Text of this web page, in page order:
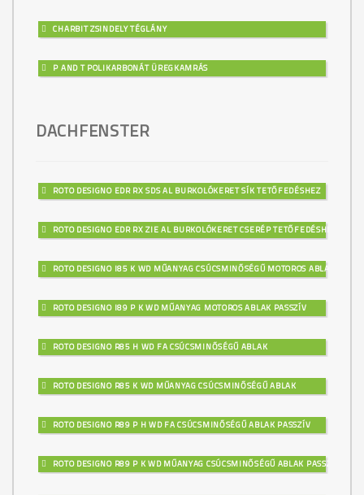
CHARBIT ZSINDELY TÉGLÁNY
P AND T POLIKARBONÁT ÜREGKAMRÁS
DACHFENSTER
ROTO DESIGNO EDR RX SDS AL BURKOLÓKERET SÍK TETŐFEDÉSHEZ
ROTO DESIGNO EDR RX ZIE AL BURKOLÓKERET CSERÉP TETŐFEDÉSHEZ
ROTO DESIGNO I85 K WD MŰANYAG CSÚCSMINŐSÉGŰ MOTOROS ABLAK
ROTO DESIGNO I89 P K WD MŰANYAG MOTOROS ABLAK PASSZÍV
ROTO DESIGNO R85 H WD FA CSÚCSMINŐSÉGŰ ABLAK
ROTO DESIGNO R85 K WD MŰANYAG CSÚCSMINŐSÉGŰ ABLAK
ROTO DESIGNO R89 P H WD FA CSÚCSMINŐSÉGŰ ABLAK PASSZÍV
ROTO DESIGNO R89 P K WD MŰANYAG CSÚCSMINŐSÉGŰ ABLAK PASSZÍV